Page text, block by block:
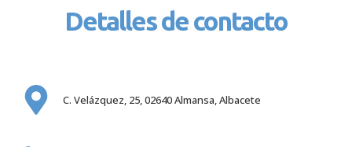
Detalles de contacto
C. Velázquez, 25, 02640 Almansa, Albacete